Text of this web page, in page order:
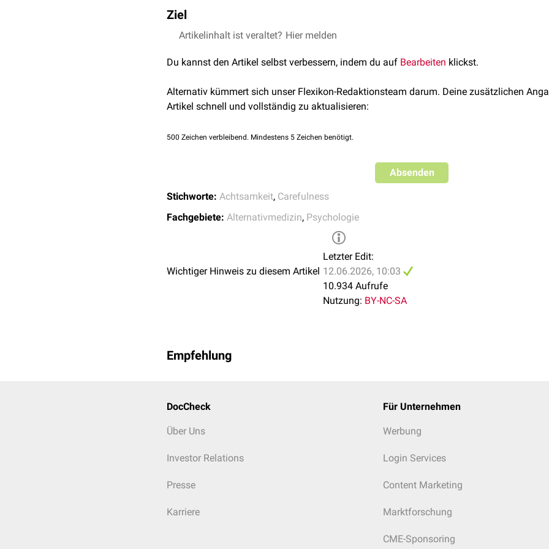
oder
Achtsamkeitsübungen lassen sich überall durchführen. Erlernen sollte man sie in einer
Beten und Meditieren können als Achtsamkeitsübungen gewertet werden.
Ziel
Die Ziele der Achtsamkeit sind in der Definition schon erwähnt. Es geht darum, sich
Artikelinhalt ist veraltet? Hier melden
Du kannst den Artikel selbst verbessern, indem du auf Bearbeiten klickst.
Alternativ kümmert sich unser Flexikon-Redaktionsteam darum. Deine zusätzlichen
Artikel schnell und vollständig zu aktualisieren:
500 Zeichen verbleibend. Mindestens 5 Zeichen benötigt.
Absenden
Stichworte: Achtsamkeit, Carefulness
Fachgebiete: Alternativmedizin, Psychologie
Wichtiger Hinweis zu diesem Artikel
Letzter Edit:
12.06.2026, 10:03
10.934 Aufrufe
Nutzung: BY-NC-SA
Empfehlung
DocCheck
Über Uns
Investor Relations
Presse
Karriere
Für Unternehmen
Werbung
Login Services
Content Marketing
Marktforschung
CME-Sponsoring